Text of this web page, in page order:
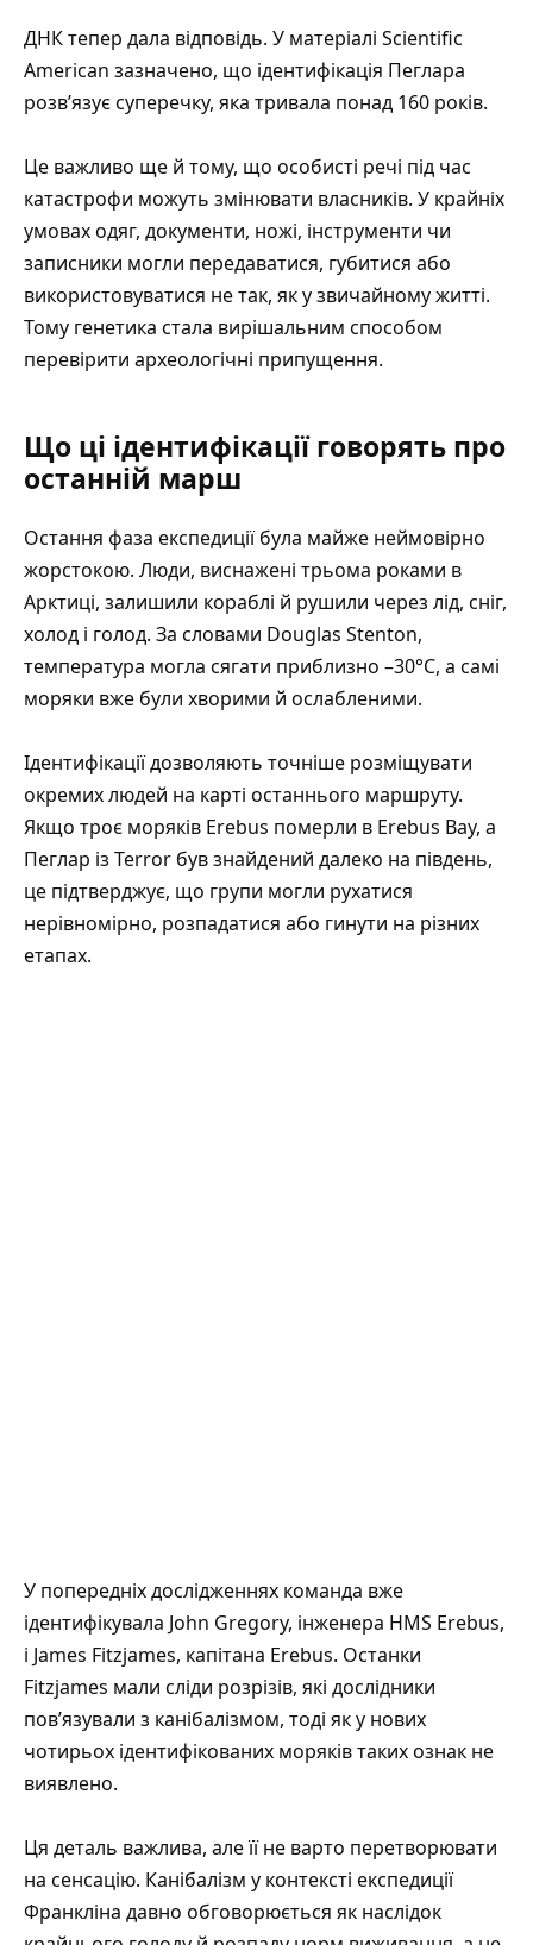
ДНК тепер дала відповідь. У матеріалі Scientific
American зазначено, що ідентифікація Пеглара
розв’язує суперечку, яка тривала понад 160 років.
Це важливо ще й тому, що особисті речі під час
катастрофи можуть змінювати власників. У крайніх
умовах одяг, документи, ножі, інструменти чи
записники могли передаватися, губитися або
використовуватися не так, як у звичайному житті.
Тому генетика стала вирішальним способом
перевірити археологічні припущення.
Що ці ідентифікації говорять про
останній марш
Остання фаза експедиції була майже неймовірно
жорстокою. Люди, виснажені трьома роками в
Арктиці, залишили кораблі й рушили через лід, сніг,
холод і голод. За словами Douglas Stenton,
температура могла сягати приблизно –30°C, а самі
моряки вже були хворими й ослабленими.
Ідентифікації дозволяють точніше розміщувати
окремих людей на карті останнього маршруту.
Якщо троє моряків Erebus померли в Erebus Bay, а
Пеглар із Terror був знайдений далеко на південь,
це підтверджує, що групи могли рухатися
нерівномірно, розпадатися або гинути на різних
етапах.
У попередніх дослідженнях команда вже
ідентифікувала John Gregory, інженера HMS Erebus,
і James Fitzjames, капітана Erebus. Останки
Fitzjames мали сліди розрізів, які дослідники
пов’язували з канібалізмом, тоді як у нових
чотирьох ідентифікованих моряків таких ознак не
виявлено.
Ця деталь важлива, але її не варто перетворювати
на сенсацію. Канібалізм у контексті експедиції
Франкліна давно обговорюється як наслідок